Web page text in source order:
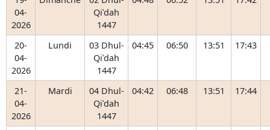
04-
2026
Qiʿdah
1447
20-
04-
2026
Lundi
03 Dhul-
Qiʿdah
1447
04:45 06:50 13:51 17:43
21-
04-
2026
Mardi
04 Dhul-
Qiʿdah
1447
04:42 06:48 13:51 17:44